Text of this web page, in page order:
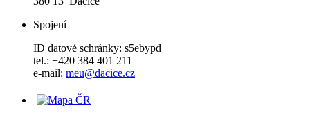
Spojení
ID datové schránky: s5ebypd
tel.: +420 384 401 211
e-mail: meu@dacice.cz